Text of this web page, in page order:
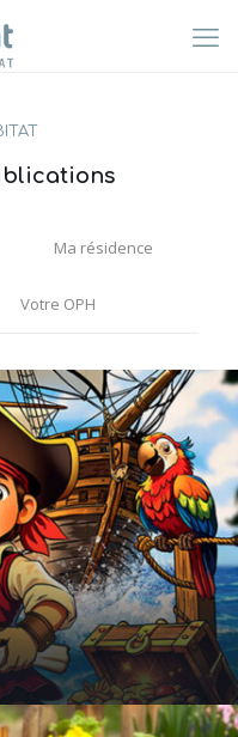
Ma résidence
Votre OPH